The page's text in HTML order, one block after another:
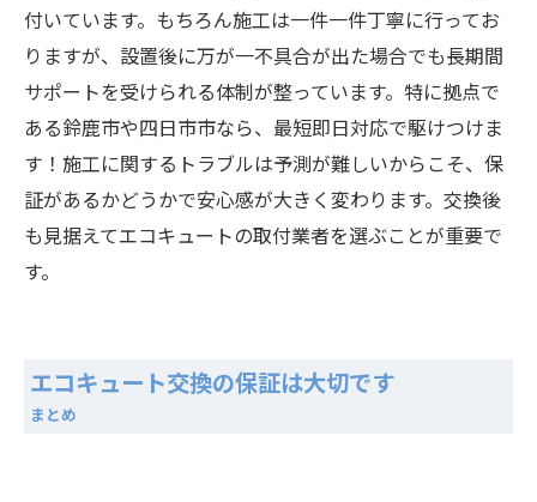
付いています。もちろん施工は一件一件丁寧に行ってお
りますが、設置後に万が一不具合が出た場合でも長期間
サポートを受けられる体制が整っています。特に拠点で
ある鈴鹿市や四日市市なら、最短即日対応で駆けつけま
す！施工に関するトラブルは予測が難しいからこそ、保
証があるかどうかで安心感が大きく変わります。交換後
も見据えてエコキュートの取付業者を選ぶことが重要で
す。
エコキュート交換の保証は大切です
まとめ